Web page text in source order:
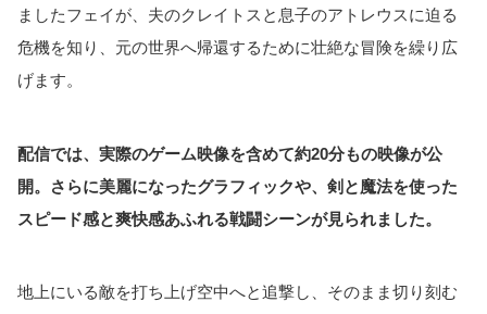
ましたフェイが、夫のクレイトスと息子のアトレウスに迫る
危機を知り、元の世界へ帰還するために壮絶な冒険を繰り広
げます。
配信では、実際のゲーム映像を含めて約20分もの映像が公
開。さらに美麗になったグラフィックや、剣と魔法を使った
スピード感と爽快感あふれる戦闘シーンが見られました。
地上にいる敵を打ち上げ空中へと追撃し、そのまま切り刻む